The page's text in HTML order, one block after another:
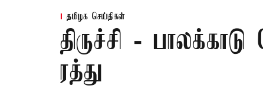
தமிழக செய்திகள்
திருச்சி -
ரத்து